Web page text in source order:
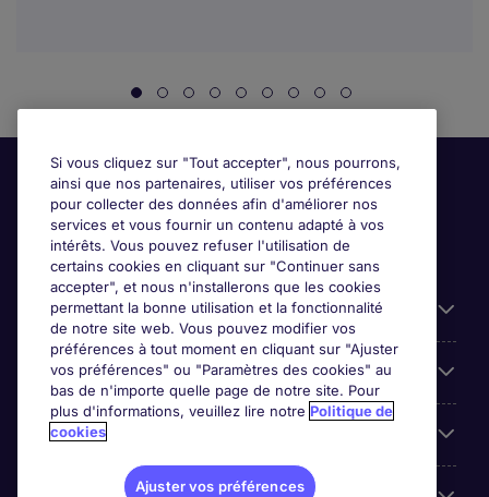
Candidats
Entreprises
Contact
Si vous cliquez sur "Tout accepter", nous pourrons,
ainsi que nos partenaires, utiliser vos préférences
pour collecter des données afin d'améliorer nos
services et vous fournir un contenu adapté à vos
intérêts. Vous pouvez refuser l'utilisation de
certains cookies en cliquant sur "Continuer sans
accepter", et nous n'installerons que les cookies
permettant la bonne utilisation et la fonctionnalité
de notre site web. Vous pouvez modifier vos
préférences à tout moment en cliquant sur "Ajuster
vos préférences" ou "Paramètres des cookies" au
bas de n'importe quelle page de notre site. Pour
plus d'informations, veuillez lire notre Politique de
cookies
Ajuster vos préférences